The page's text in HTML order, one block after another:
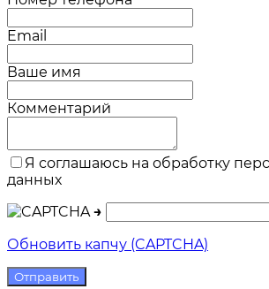
Email
Ваше имя
Комментарий
Я соглашаюсь на обработку
данных
→
Обновить капчу (CAPTCHA)